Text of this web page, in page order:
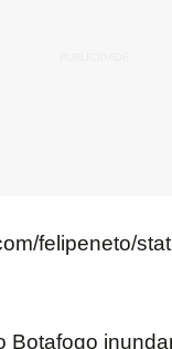
felipeneto/
Botafogo